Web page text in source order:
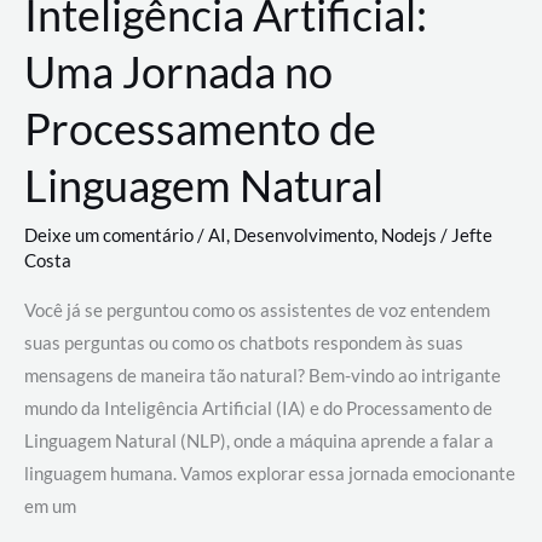
Inteligência Artificial:
Uma Jornada no
Processamento de
Linguagem Natural
Deixe um comentário/AI, Desenvolvimento, Nodejs / Jefte
Costa
Você já se perguntou como os assistentes de voz entendem
suas perguntas ou como os chatbots respondem às suas
mensagens de maneira tão natural? Bem-vindo ao intrigante
mundo da Inteligência Artificial (IA) e do Processamento de
Linguagem Natural (NLP), onde a máquina aprende a falar a
linguagem humana. Vamos explorar essa jornada emocionante
em um